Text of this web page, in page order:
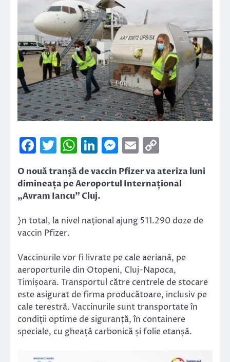
Facebook
Twitter
WhatsApp
LinkedIn
Messenger
Email
Link
O nouă tranșă de vaccin Pfizer va ateriza luni
dimineața pe Aeroportul Internațional
„Avram Iancu” Cluj.
}n total, la nivel național ajung 511.290 doze de
vaccin Pfizer.
Vaccinurile vor fi livrate pe cale aeriană, pe
aeroporturile din Otopeni, Cluj-Napoca,
Timișoara. Transportul către centrele de stocare
este asigurat de firma producătoare, inclusiv pe
cale terestră. Vaccinurile sunt transportate în
condiții optime de siguranță, în containere
speciale, cu gheață carbonică și folie etanșă.